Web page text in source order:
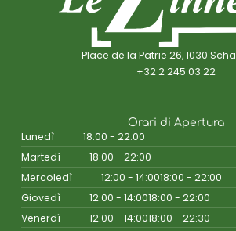
Place de la Patrie 26, 1030
+32 2 245 03 22
Orari di Apertura
Lunedì
18:00 - 22:00
Martedì
18:00 - 22:00
Mercoledì
12:00 - 14:0018:00 - 22:00
Giovedì
12:00 - 14:0018:00 - 22:00
Venerdì
12:00 - 14:0018:00 - 22:30